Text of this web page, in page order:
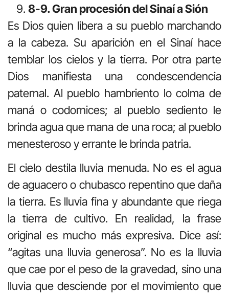
8-9. Gran procesión del Sinaí a Sión
Es Dios quien libera a su pueblo marchando
a la cabeza. Su aparición en el Sinaí hace
temblar los cielos y la tierra. Por otra parte
Dios manifiesta una condescendencia
paternal. Al pueblo hambriento lo colma de
maná o codornices; al pueblo sediento le
brinda agua que mana de una roca; al pueblo
menesteroso y errante le brinda patria.
El cielo destila lluvia menuda. No es el agua
de aguacero o chubasco repentino que daña
la tierra. Es lluvia fina y abundante que riega
la tierra de cultivo. En realidad, la frase
original es mucho más expresiva. Dice así:
“agitas una lluvia generosa”. No es la lluvia
que cae por el peso de la gravedad, sino una
lluvia que desciende por el movimiento que